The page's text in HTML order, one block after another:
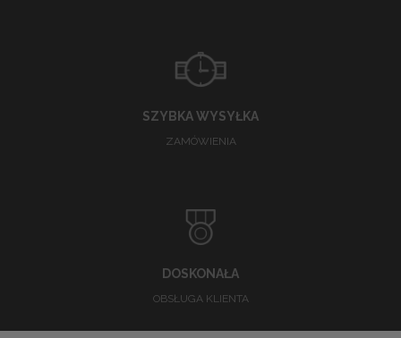
SZYBKA WYSYŁKA
ZAMÓWIENIA
DOSKONAŁA
OBSŁUGA KLIENTA